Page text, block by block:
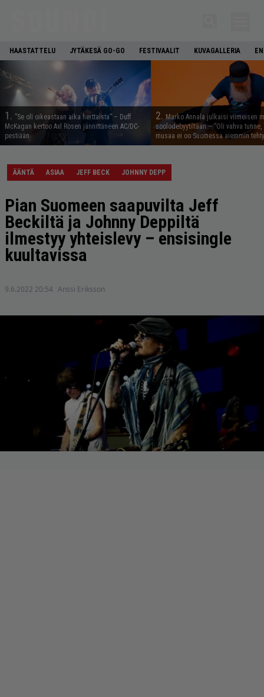
HAASTATTELU JYTÄKESÄ GO-GO FESTIVAALIT KUVAGALLERIA
1. ”Se oli oikeastaan aika herttaista” – Duff
McKagan kertoo Axl Rosen jännittäneen AC/DC-
pestiään
2.Marko Annala julkaisi viimeisen
soolodebyytiltään – ”Oli vahva
musaa ei oo Suomessa aiemmin
ÄÄNTÄ ASIAA JEFF BECK JOHNNY DEPP
Pian Suomeen saapuvilta Jeff
Beckiltä ja Johnny Deppiltä
ilmestyy yhteislevy – ensisingle
kuultavissa
9.6.2022 20:54 Anssi Eriksson